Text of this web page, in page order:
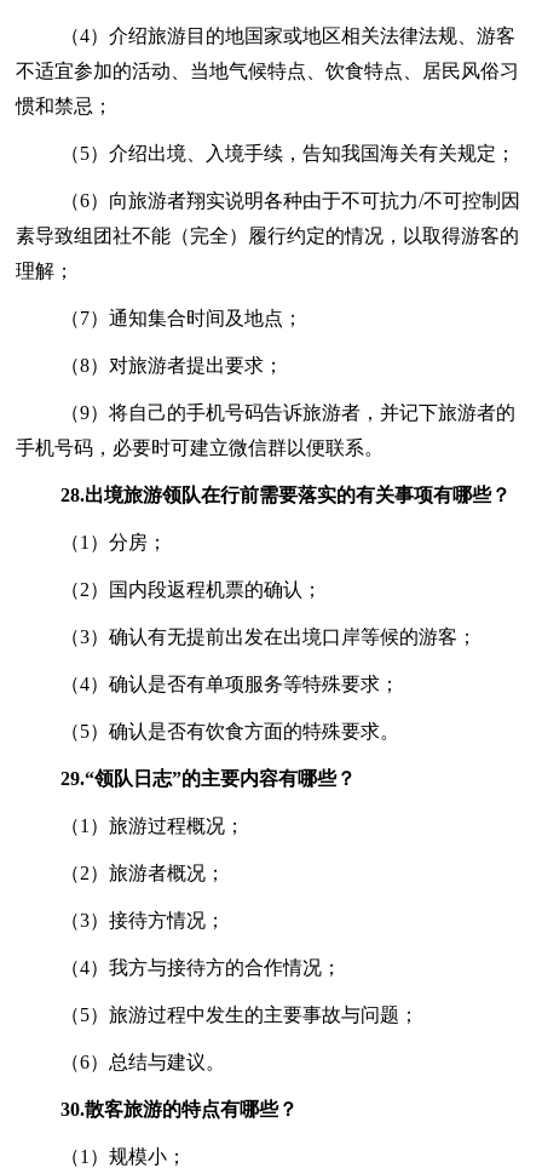
（4）介绍旅游目的地国家或地区相关法律法规、游客
不适宜参加的活动、当地气候特点、饮食特点、居民风俗习
惯和禁忌；
（5）介绍出境、入境手续，告知我国海关有关规定；
（6）向旅游者翔实说明各种由于不可抗力/不可控制因
素导致组团社不能（完全）履行约定的情况，以取得游客的
理解；
（7）通知集合时间及地点；
（8）对旅游者提出要求；
（9）将自己的手机号码告诉旅游者，并记下旅游者的
手机号码，必要时可建立微信群以便联系。
28.出境旅游领队在行前需要落实的有关事项有哪些？
（1）分房；
（2）国内段返程机票的确认；
（3）确认有无提前出发在出境口岸等候的游客；
（4）确认是否有单项服务等特殊要求；
（5）确认是否有饮食方面的特殊要求。
29.“领队日志”的主要内容有哪些？
（1）旅游过程概况；
（2）旅游者概况；
（3）接待方情况；
（4）我方与接待方的合作情况；
（5）旅游过程中发生的主要事故与问题；
（6）总结与建议。
30.散客旅游的特点有哪些？
（1）规模小；